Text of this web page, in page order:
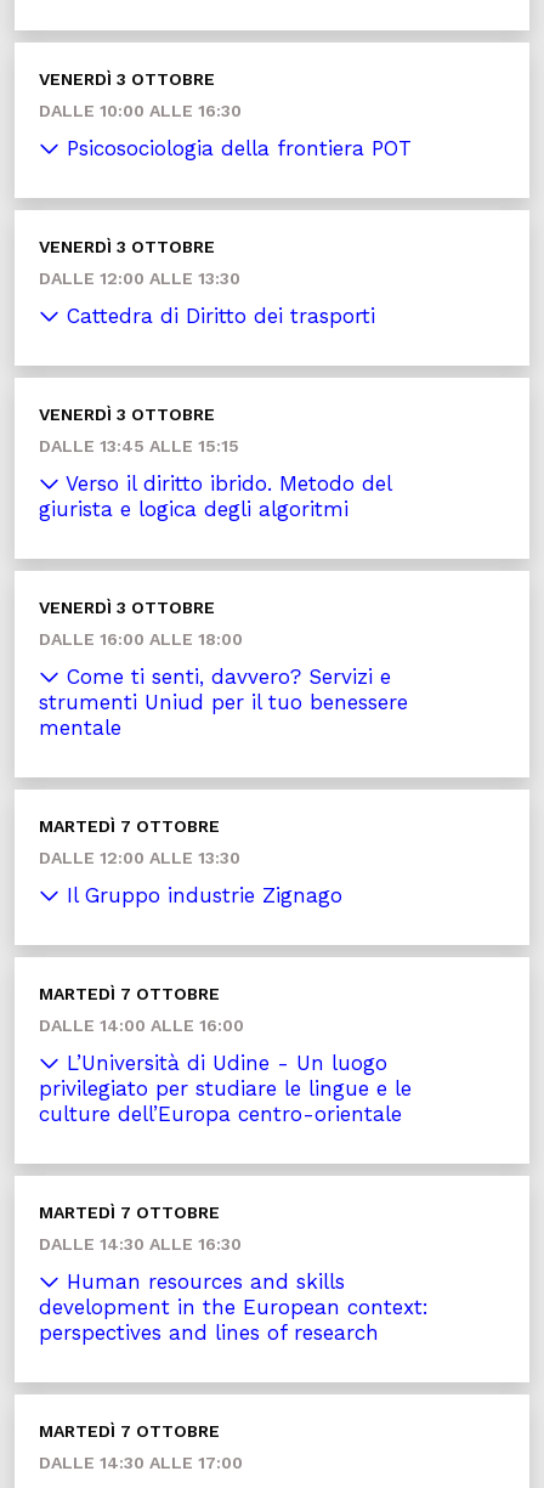
VENERDÌ 3 OTTOBRE
DALLE 10:00 ALLE 16:30
Psicosociologia della frontiera POT
VENERDÌ 3 OTTOBRE
DALLE 12:00 ALLE 13:30
Cattedra di Diritto dei trasporti
VENERDÌ 3 OTTOBRE
DALLE 13:45 ALLE 15:15
Verso il diritto ibrido. Metodo del
giurista e logica degli algoritmi
VENERDÌ 3 OTTOBRE
DALLE 16:00 ALLE 18:00
Come ti senti, davvero? Servizi e
strumenti Uniud per il tuo benessere
mentale
MARTEDÌ 7 OTTOBRE
DALLE 12:00 ALLE 13:30
Il Gruppo industrie Zignago
MARTEDÌ 7 OTTOBRE
DALLE 14:00 ALLE 16:00
L’Università di Udine - Un luogo
privilegiato per studiare le lingue e le
culture dell’Europa centro-orientale
MARTEDÌ 7 OTTOBRE
DALLE 14:30 ALLE 16:30
Human resources and skills
development in the European context:
perspectives and lines of research
MARTEDÌ 7 OTTOBRE
DALLE 14:30 ALLE 17:00